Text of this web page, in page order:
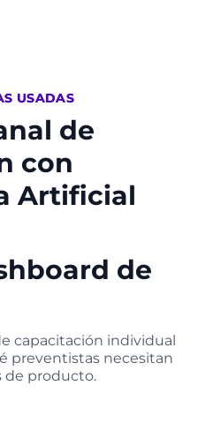
USADAS
de
con
Artificial
de
capacitación individual
preventistas necesitan
de producto.